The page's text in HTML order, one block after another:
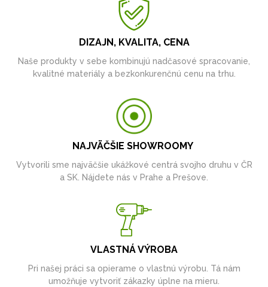
DIZAJN, KVALITA, CENA
Naše produkty v sebe kombinujú nadčasové spracovanie,
kvalitné materiály a bezkonkurenčnú cenu na trhu.
NAJVÄČŠIE SHOWROOMY
Vytvorili sme najväčšie ukážkové centrá svojho druhu v ČR
a SK. Nájdete nás v Prahe a Prešove.
VLASTNÁ VÝROBA
Pri našej práci sa opierame o vlastnú výrobu. Tá nám
umožňuje vytvoriť zákazky úplne na mieru.